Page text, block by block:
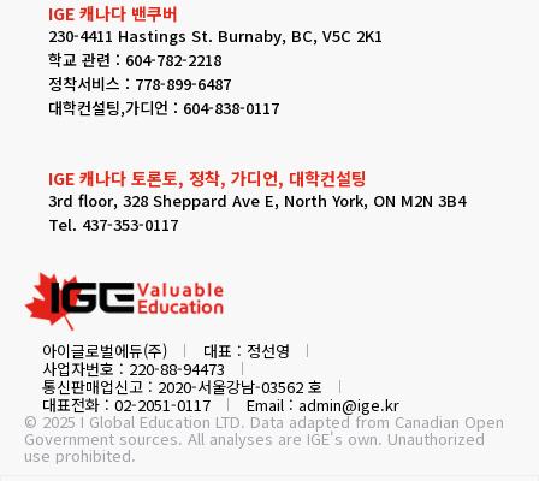
IGE 캐나다 밴쿠버
230-4411 Hastings St. Burnaby, BC, V5C 2K1
학교 관련 : 604-782-2218
정착서비스 : 778-899-6487
대학컨설팅,가디언 : 604-838-0117
IGE 캐나다 토론토, 정착, 가디언, 대학컨설팅
3rd floor, 328 Sheppard Ave E, North York, ON M2N 3B4
Tel. 437-353-0117
아이글로벌에듀(주) 대표 : 정선영
사업자번호 : 220-88-94473
통신판매업신고 : 2020-서울강남-03562 호
대표전화 : 02-2051-0117 Email : admin@ige.kr
© 2025 I Global Education LTD. Data adapted from Canadian Open
Government sources. All analyses are IGE's own. Unauthorized
use prohibited.